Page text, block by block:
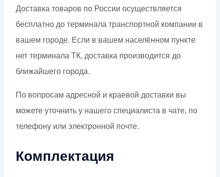
Доставка товаров по России осуществляется
бесплатно до терминала транспортной компании в
вашем городе. Если в вашем населённом пункте
нет терминала ТК, доставка производится до
ближайшего города.
По вопросам адресной и краевой доставки вы
можете уточнить у нашего специалиста в чате, по
телефону или электронной почте.
Комплектация